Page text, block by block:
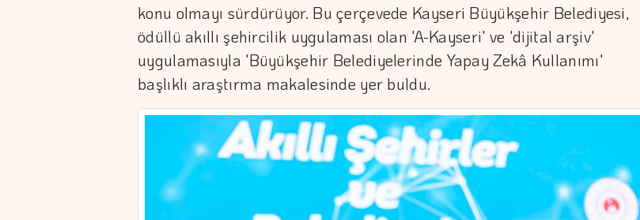
konu olmayı sürdürüyor. Bu çerçevede Kayseri Büyükşehir Belediyesi,
ödüllü akıllı şehircilik uygulaması olan 'A-Kayseri' ve 'dijital arşiv'
uygulamasıyla 'Büyükşehir Belediyelerinde Yapay Zekâ Kullanımı'
başlıklı araştırma makalesinde yer buldu.